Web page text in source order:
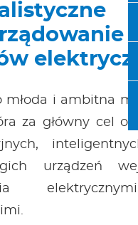
młoda i ambitna
za główny cel
urządzeń